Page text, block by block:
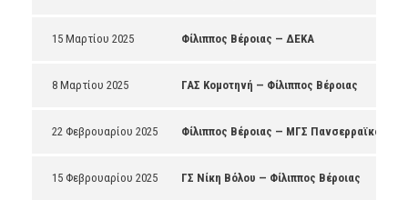
15 Μαρτίου 2025 Φίλιππος Βέροιας — ΔΕΚΑ
8 Μαρτίου 2025 ΓΑΣ Κομοτηνή — Φίλιππος Βέροιας
22 Φεβρουαρίου 2025 Φίλιππος Βέροιας — ΜΓΣ Πανσερραϊκός
15 Φεβρουαρίου 2025 ΓΣ Νίκη Βόλου — Φίλιππος Βέροιας